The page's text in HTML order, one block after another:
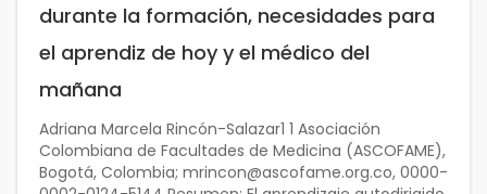
durante la formación, necesidades para
el aprendiz de hoy y el médico del
mañana
Adriana Marcela Rincón-Salazar1 1 Asociación
Colombiana de Facultades de Medicina (ASCOFAME),
Bogotá, Colombia; mrincon@ascofame.org.co, 0000-